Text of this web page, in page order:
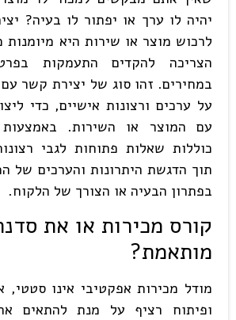
יהיה לו ערך או יפתור לו בעיה?
לרכוש מוצר או שירות היא
הצריכה להקדים התעמקות
במחירים. זהו סוג של יצירת קשר
על ערכים ורצונות אישיים, כדי
עם המוצר או השירות.
כוללות שאלות פתוחות לגבי
תוך הדגשת היתרונות והערכים של
בפתרון הבעיה או הצורך של הלקוח.
קורס מכירות או את
מותאמת?
מודל מכירות אפקטיבי אינו סטטי,
ופיתוח רציף על מנת להתאים